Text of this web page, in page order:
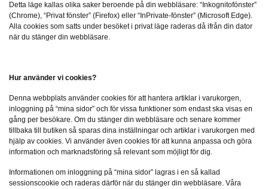
Detta läge kallas olika saker beroende på din webbläsare: “Inkognitofönster”
(Chrome), “Privat fönster” (Firefox) eller “InPrivate-fönster” (Microsoft Edge).
Alla cookies som satts under besöket i privat läge raderas då ifrån din dator
när du stänger din webbläsare.
Hur använder vi cookies?
Denna webbplats använder cookies för att hantera artiklar i varukorgen,
inloggning på “mina sidor” och för vissa funktioner som endast ska visas en
gång per besökare. Om du stänger din webbläsare och senare kommer
tillbaka till butiken så sparas dina inställningar och artiklar i varukorgen med
hjälp av cookies. Vi använder även cookies för att kunna anpassa och göra
information och marknadsföring så relevant som möjligt för dig.
Informationen om inloggning på “mina sidor” lagras i en så kallad
sessionscookie och raderas därför när du stänger din webbläsare. Våra